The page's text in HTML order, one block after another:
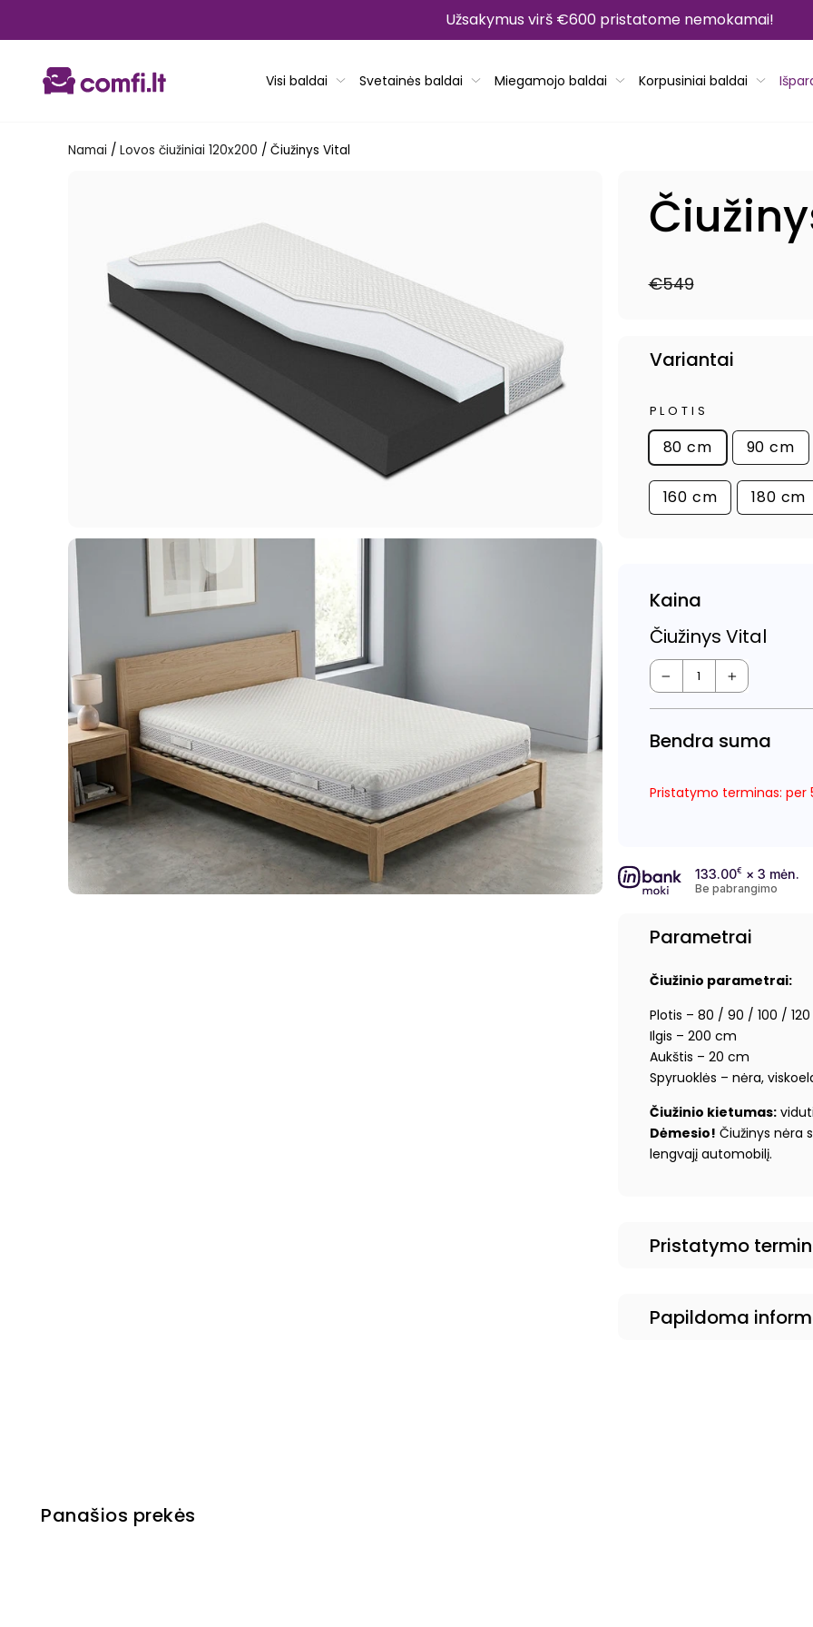
Užsakymus virš €600 pristatome nemokamai!
Visi baldai Svetainės baldai Miegamojo baldai Korpusiniai baldai
Namai / Lovos čiužiniai 120x200 / Čiužinys Vital
€549
Variantai
PLOTIS
80 cm 90 cm
160 cm 180 cm
Kaina
Čiužinys Vital
− +
Bendra suma
Pristatymo terminas: per
133.00€ × 3 mėn.
Be pabrangimo
Parametrai
Čiužinio parametrai:
Plotis – 80 / 90 / 100 /
Ilgis – 200 cm
Aukštis – 20 cm
Spyruoklės – nėra,
Čiužinio kietumas:
Dėmesio! Čiužinys nėra
lengvajį automobilį.
Pristatymo
Papildoma
Panašios prekės